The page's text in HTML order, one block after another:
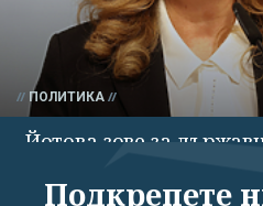
ПОЛИТИКА
Йотова зове за
Подкрепете